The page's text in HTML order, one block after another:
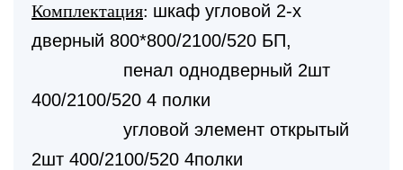
Комплектация: шкаф угловой 2-х
дверный 800*800/2100/520 БП,
пенал однодверный 2шт
400/2100/520 4 полки
угловой элемент открытый
2шт 400/2100/520 4полки